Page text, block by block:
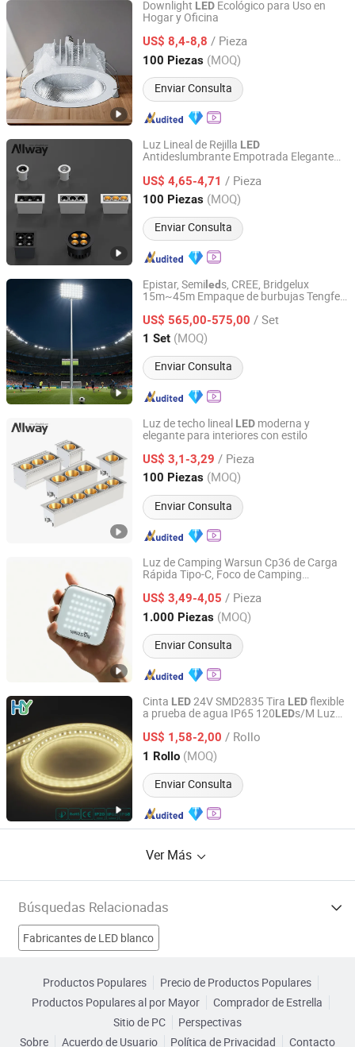
Downlight LED Ecológico para Uso en
Hogar y Oficina
US$ 8,4-8,8 / Pieza
100 Piezas (MOQ)
Enviar Consulta
Guangdong Allway Lighting Electric Company Limited
Guangdong, China Desde 2014
Luz Lineal de Rejilla LED
Antideslumbrante Empotrada Elegante
US$ 4,65-4,71 / Pieza
100 Piezas (MOQ)
Enviar Consulta
Guangdong Allway Lighting Electric Company Limited
Guangdong, China Desde 2014
Epistar, Semileds, CREE, Bridgelux
15m~45m Empaque de burbujas Tengfei
US$ 565,00-575,00 / Set
1 Set (MOQ)
Enviar Consulta
Yangzhou Tengfei Steel Lighting Equipment Co., Ltd
Jiangsu, China Desde 2025
Luz de techo lineal LED moderna y
elegante para interiores con estilo
US$ 3,1-3,29 / Pieza
100 Piezas (MOQ)
Enviar Consulta
Guangdong Allway Lighting Electric Company Limited
Guangdong, China Desde 2014
Luz de Camping Warsun Cp36 de Carga
Rápida Tipo-C, Foco de Camping
para Uso Exterior
US$ 3,49-4,05 / Pieza
1.000 Piezas (MOQ)
Enviar Consulta
Ningbo Yougao Electrical Appliance Manufacturing Co.,
Zhejiang, China Desde 2026
Cinta LED24V SMD2835 Tira LEDflexible
a prueba de agua IP65 120LEDs/M Luz
hogar
US$ 1,58-2,00 / Rollo
1 Rollo (MOQ)
Enviar Consulta
Lumosora Technology Co., Ltd
Guangdong, China Desde 2026
Ver Más
Búsquedas Relacionadas
Fabricantes de LED blanco
Fabricantes de pantalla led Fabricantes de Señales LED
Productos Populares
Precio de Productos Populares
Productos Populares al por Mayor
Comprador de Estrella
Sitio de PC
Perspectivas
Sobre
Acuerdo de Usuario Política de Privacidad Contacto